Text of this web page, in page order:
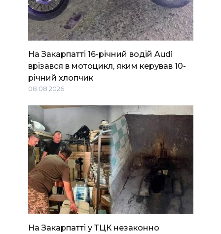
На Закарпатті 16-річний водій Audi
врізався в мотоцикл, яким керував 10-
річний хлопчик
08.08.2026
На Закарпатті у ТЦК незаконно